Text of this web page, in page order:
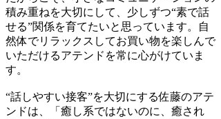
積み重ねを大切にして、少しずつ“素で話
せる”関係を育てたいと思っています。自
然体でリラックスしてお買い物を楽しんで
いただけるアテンドを常に心がけていま
す。
“話しやすい接客”を大切にする佐藤のアテ
ンドは、「癒し系ではないのに、癒され